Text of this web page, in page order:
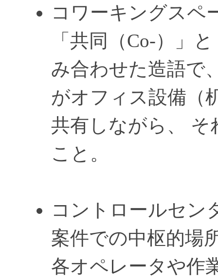
コワーキングスペ
「共同（Co-）」
み合わせた造語で
がオフィス設備（
共有しながら、
こと。
コントロールセン
案件での中枢的場
各オペレータや作